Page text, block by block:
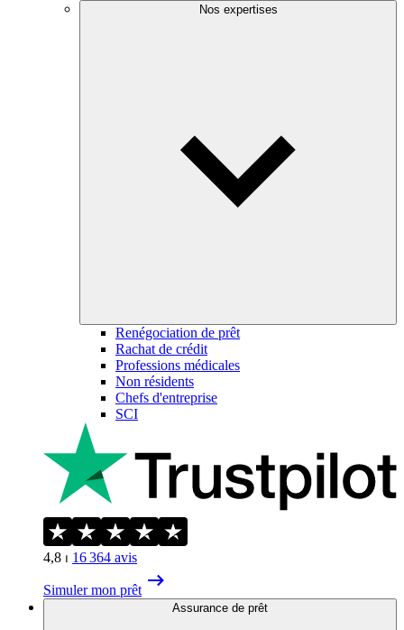
Nos expertises
Renégociation de prêt
Rachat de crédit
Professions médicales
Non résidents
Chefs d'entreprise
SCI
4,8 ⏐ 16 364 avis
Simuler mon prêt
Assurance de prêt